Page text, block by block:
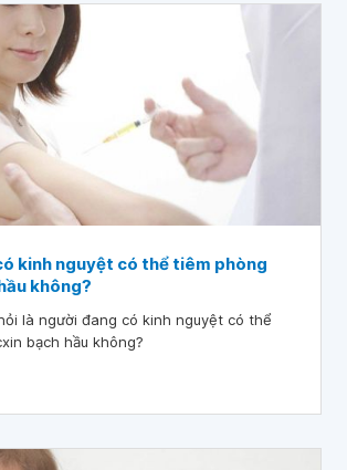
kinh nguyệt có thể tiêm phòng
không?
là người đang có kinh nguyệt có thể
bạch hầu không?